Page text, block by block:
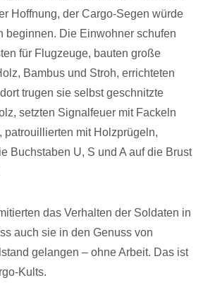
Hoffnung, der Cargo-Segen würde
beginnen. Die Einwohner schufen
für Flugzeuge, bauten große
Bambus und Stroh, errichteten
trugen sie selbst geschnitzte
setzten Signalfeuer mit Fackeln
patrouillierten mit Holzprügeln,
Buchstaben U, S und A auf die Brust
das Verhalten der Soldaten in
auch sie in den Genuss von
gelangen – ohne Arbeit. Das ist
Kults.